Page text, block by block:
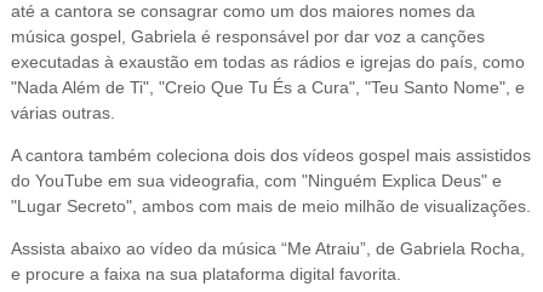
até a cantora se consagrar como um dos maiores nomes da
música gospel, Gabriela é responsável por dar voz a canções
executadas à exaustão em todas as rádios e igrejas do país, como
"Nada Além de Ti", "Creio Que Tu És a Cura", "Teu Santo Nome", e
várias outras.
A cantora também coleciona dois dos vídeos gospel mais assistidos
do YouTube em sua videografia, com "Ninguém Explica Deus" e
"Lugar Secreto", ambos com mais de meio milhão de visualizações.
Assista abaixo ao vídeo da música “Me Atraiu”, de Gabriela Rocha,
e procure a faixa na sua plataforma digital favorita.